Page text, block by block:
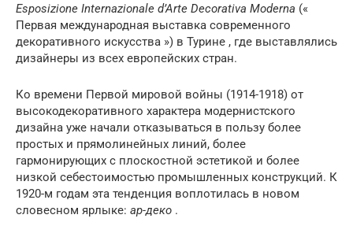
Esposizione Internazionale d’Arte Decorativa Moderna («
Первая международная выставка современного
декоративного искусства ») в Турине , где выставлялись
дизайнеры из всех европейских стран.
Ко времени Первой мировой войны (1914-1918) от
высокодекоративного характера модернистского
дизайна уже начали отказываться в пользу более
простых и прямолинейных линий, более
гармонирующих с плоскостной эстетикой и более
низкой себестоимостью промышленных конструкций. К
1920-м годам эта тенденция воплотилась в новом
словесном ярлыке: ар-деко .